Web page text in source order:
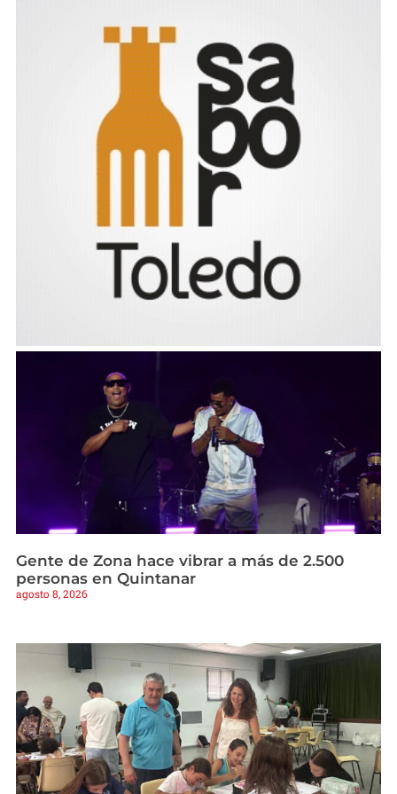
Gente de Zona hace vibrar a más de 2.500
personas en Quintanar
agosto 8, 2026